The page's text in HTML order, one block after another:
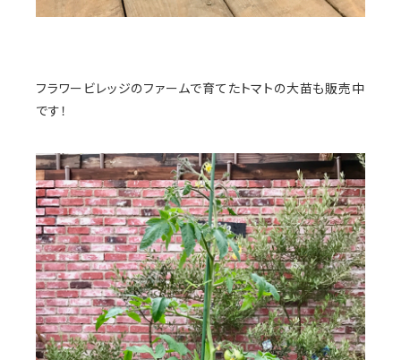
フラワービレッジのファームで育てたトマトの大苗も販売中
です！